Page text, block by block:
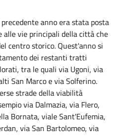
anno era stata posta
alle vie principali della città che
centro storico. Quest'anno si
dei restanti tratti
tra le quali via Ugoni, via
San Marco e via Solferino.
strade della viabilità
via Dalmazia, via Flero,
Bornata, viale Sant'Eufemia,
via San Bartolomeo, via